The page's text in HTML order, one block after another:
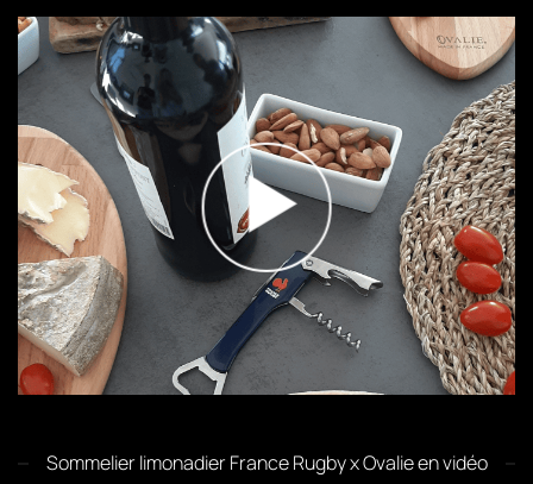
Sommelier limonadier France Rugby x Ovalie en vidéo